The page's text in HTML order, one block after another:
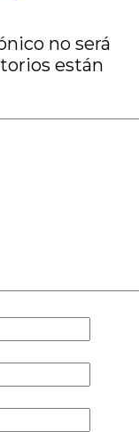
no será
están